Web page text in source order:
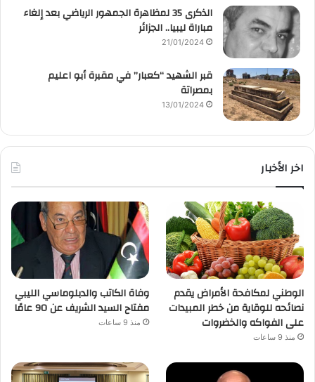
الذكرى 35 لمظاهرة الجمهور الرياضي بعد إلغاء
مباراة ليبيا.. الجزائر
21/01/2024
قبر الشهيد “كعبار” في مقبرة أبو اعليم
بمصراتة
13/01/2024
اخر الأخبار
الوطني لمكافحة الأمراض يقدم
نصائحه للوقاية من خطر المبيدات
على الفواكه والخضروات
منذ 9 ساعات
وفاة الكاتب والدبلوماسي الليبي
مفتاح السيد الشريف عن 90 عامًا
منذ 9 ساعات